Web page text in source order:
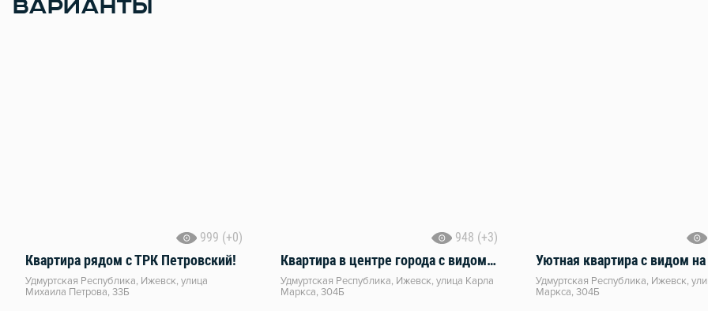
ВАРИАНТЫ
999 (+0)
Квартира рядом с ТРК Петровский!
Удмуртская Республика, Ижевск, улица
Михаила Петрова, 33Б
948 (+3)
Квартира в центре города с видом на Ижевский пруд и город!
Удмуртская Республика, Ижевск, улица Карла
Маркса, 304Б
Удмуртская Республика, Ижевск,
Маркса, 304Б